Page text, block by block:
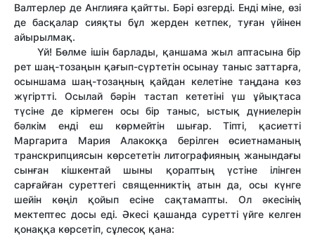
Валтерлер де Англияға қайтты. Бәрі өзгерді. Енді міне, өзі
де басқалар сияқты бұл жерден кетпек, туған үйінен
айырылмақ.
Үй! Бөлме ішін барлады, қаншама жыл аптасына бір
рет шаң-тозаңын қағып-сүртетін осынау таныс заттарға,
осыншама шаң-тозаңның қайдан келетіне таңдана көз
жүгіртті. Осылай бәрін тастап кететіні үш ұйықтаса
түсіне де кірмеген осы бір таныс, ыстық дүниелерін
бәлкім енді еш көрмейтін шығар. Тіпті, қасиетті
Маргарита Мария Алакокқа берілген өсиетнаманың
транскрипциясын көрсететін литографияның жанындағы
сынған кішкентай шыны қораптың үстіне ілінген
сарғайған суреттегі священниктің атын да, осы күнге
шейін көңіл қойып есіне сақтамапты. Ол әкесінің
мектептес досы еді. Әкесі қашанда суретті үйге келген
қонаққа көрсетіп, сұлесоқ қана: